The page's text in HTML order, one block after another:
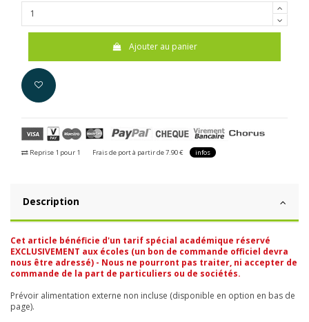
Ajouter au panier
Reprise 1 pour 1 Frais de port à partir de 7.90 € infos
Description
Cet article bénéficie d'un tarif spécial académique réservé
EXCLUSIVEMENT aux écoles (un bon de commande officiel devra
nous être adressé) - Nous ne pourront pas traiter, ni accepter de
commande de la part de particuliers ou de sociétés.
Prévoir alimentation externe non incluse (disponible en option en bas de
page).